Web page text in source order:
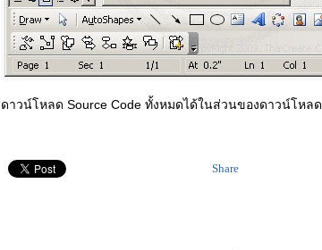
ดาวน์โหลด Source Code ทั้งหมดได้ในส่วนของดาวน์โหลด
Share